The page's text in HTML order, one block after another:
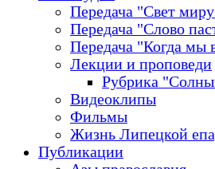
Передача "Свет
Передача "Слово
Передача "Когда мы
Лекции и проповеди
Рубрика
Видеоклипы
Фильмы
Жизнь Липецкой
Публикации